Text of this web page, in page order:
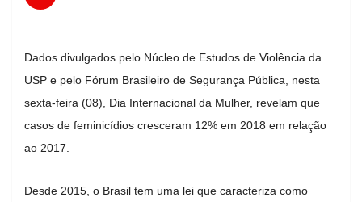
Dados divulgados pelo Núcleo de Estudos de Violência da
USP e pelo Fórum Brasileiro de Segurança Pública, nesta
sexta-feira (08), Dia Internacional da Mulher, revelam que
casos de feminicídios cresceram 12% em 2018 em relação
ao 2017.
Desde 2015, o Brasil tem uma lei que caracteriza como